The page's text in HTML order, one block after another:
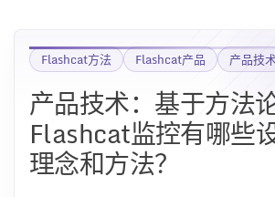
Flashcat方法 Flashcat产品 产品技
产品技术：基于方法
Flashcat监控有哪些
理念和方法？